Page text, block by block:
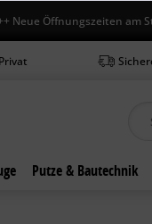
am
Putze & Bautechnik